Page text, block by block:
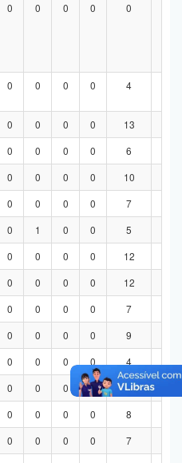
0 0 0 0 0
0 0 0 0 4
0 0 0 0 13
0 0 0 0 6
0 0 0 0 10
0 0 0 0 7
0 1 0 0 5
0 0 0 0 12
0 0 0 0 12
0 0 0 0 7
0 0 0 0 9
0 0 0 0 4
0 0 0 0 5
0 0 0 0 8
0 0 0 0 7